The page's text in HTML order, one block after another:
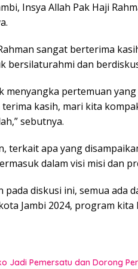
Insya Allah Pak Haji
sangat berterima
bersilaturahmi dan
menyangka pertemuan
kasih, mari kita
sebutnya.
terkait apa yang
dalam visi misi dan
pada diskusi ini, semua ada
Jambi 2024, program kita
Jadi Pemersatu dan Dorong